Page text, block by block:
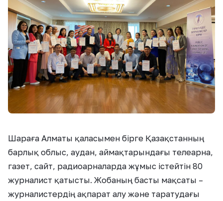
Шараға Алматы қаласымен бірге Қазақстанның
барлық облыс, аудан, аймақтарындағы телеарна,
газет, сайт, радиоарналарда жұмыс істейтін 80
журналист қатысты. Жобаның басты мақсаты –
журналистердің ақпарат алу және таратудағы